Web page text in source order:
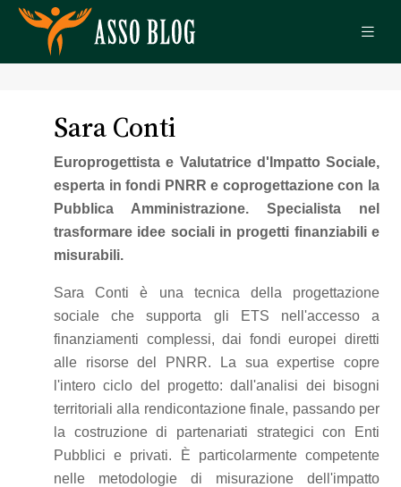
Sara Conti
Europrogettista e Valutatrice d'Impatto Sociale,
esperta in fondi PNRR e coprogettazione con la
Pubblica Amministrazione. Specialista nel
trasformare idee sociali in progetti finanziabili e
misurabili.
Sara Conti è una tecnica della progettazione
sociale che supporta gli ETS nell'accesso a
finanziamenti complessi, dai fondi europei diretti
alle risorse del PNRR. La sua expertise copre
l'intero ciclo del progetto: dall'analisi dei bisogni
territoriali alla rendicontazione finale, passando per
la costruzione di partenariati strategici con Enti
Pubblici e privati. È particolarmente competente
nelle metodologie di misurazione dell'impatto